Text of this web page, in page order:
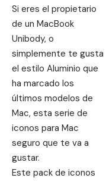
Si eres el propietario
de un MacBook
Unibody, o
simplemente te gusta
el estilo Aluminio que
ha marcado los
últimos modelos de
Mac, esta serie de
iconos para Mac
seguro que te va a
gustar.
Este pack de iconos